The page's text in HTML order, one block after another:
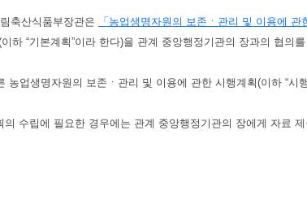
축산식품부장관은 「농업생명자원의 보존ㆍ관리 및 이용에 관
하 “기본계획”이라 한다)을 관계 중앙행정기관의 장과의 협의
농업생명자원의 보존ㆍ관리 및 이용에 관한 시행계획(이하 “시
수립에 필요한 경우에는 관계 중앙행정기관의 장에게 자료